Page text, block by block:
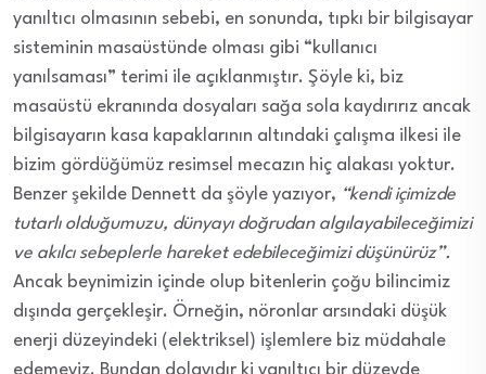
yanıltıcı olmasının sebebi, en sonunda, tıpkı bir bilgisayar
sisteminin masaüstünde olması gibi “kullanıcı
yanılsaması” terimi ile açıklanmıştır. Şöyle ki, biz
masaüstü ekranında dosyaları sağa sola kaydırırız ancak
bilgisayarın kasa kapaklarının altındaki çalışma ilkesi ile
bizim gördüğümüz resimsel mecazın hiç alakası yoktur.
Benzer şekilde Dennett da şöyle yazıyor, “kendi içimizde
tutarlı olduğumuzu, dünyayı doğrudan algılayabileceğimizi
ve akılcı sebeplerle hareket edebileceğimizi düşünürüz”.
Ancak beynimizin içinde olup bitenlerin çoğu bilincimiz
dışında gerçekleşir. Örneğin, nöronlar arsındaki düşük
enerji düzeyindeki (elektriksel) işlemlere biz müdahale
edemeyiz. Bundan dolayıdır ki yanıltıcı bir düzeyde